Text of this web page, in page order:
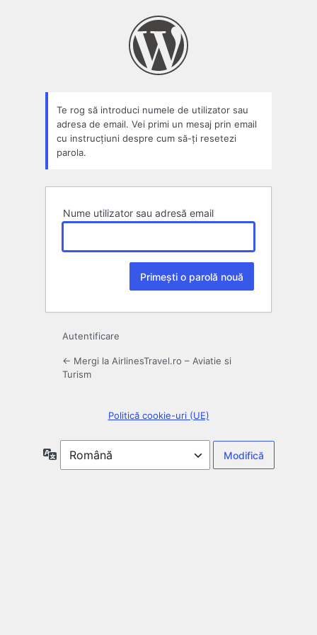
Te rog să introduci numele de utilizator sau
adresa de email. Vei primi un mesaj prin email
cu instrucțiuni despre cum să-ți resetezi
parola.
Nume utilizator sau adresă email
Autentificare
← Mergi la AirlinesTravel.ro – Aviatie si
Turism
Politică cookie-uri (UE)
Limbă